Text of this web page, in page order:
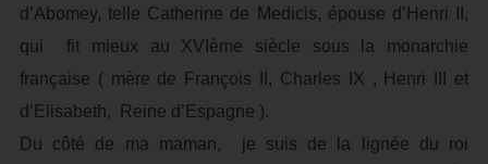
d’Abomey, telle Catherine de Medicis, épouse d’Henri II,
qui fit mieux au XVIème siècle sous la monarchie
française ( mère de François II, Charles IX , Henri III et
d’Elisabeth, Reine d’Espagne ).
Du côté de ma maman, je suis de la lignée du roi